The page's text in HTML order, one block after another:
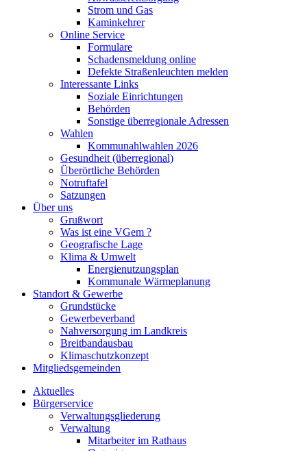
Strom und Gas
Kaminkehrer
Online Service
Formulare
Schadensmeldung online
Defekte Straßenleuchten melden
Interessante Links
Soziale Einrichtungen
Behörden
Sonstige überregionale Adressen
Wahlen
Kommunahlwahlen 2026
Gesundheit (überregional)
Überörtliche Behörden
Notruftafel
Satzungen
Über uns
Grußwort
Was ist eine VGem ?
Geografische Lage
Klima & Umwelt
Energienutzungsplan
Kommunale Wärmeplanung
Standort & Gewerbe
Grundstücke
Gewerbeverband
Nahversorgung im Landkreis
Breitbandausbau
Klimaschutzkonzept
Mitgliedsgemeinden
Aktuelles
Bürgerservice
Verwaltungsgliederung
Verwaltung
Mitarbeiter im Rathaus